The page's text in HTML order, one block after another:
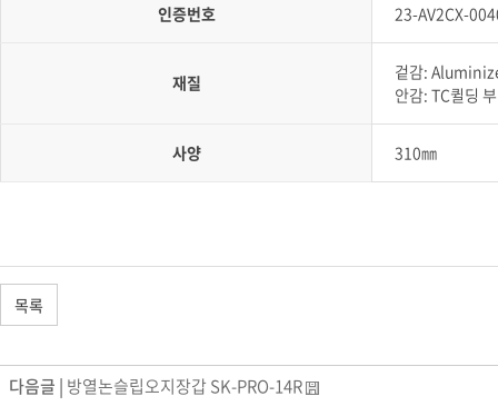
인증번호 23-AV2CX-
재질
겉감:
안감: TC퀼딩
사양 310㎜
목록
다음글 | 방열논슬립오지장갑 SK-PRO-14R